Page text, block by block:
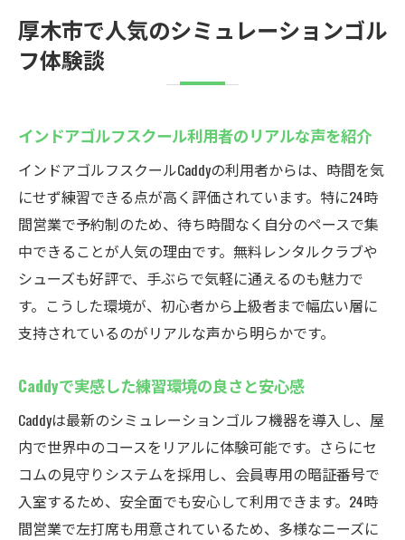
厚木市で人気のシミュレーションゴル
フ体験談
インドアゴルフスクール利用者のリアルな声を紹介
インドアゴルフスクールCaddyの利用者からは、時間を気
にせず練習できる点が高く評価されています。特に24時
間営業で予約制のため、待ち時間なく自分のペースで集
中できることが人気の理由です。無料レンタルクラブや
シューズも好評で、手ぶらで気軽に通えるのも魅力で
す。こうした環境が、初心者から上級者まで幅広い層に
支持されているのがリアルな声から明らかです。
Caddyで実感した練習環境の良さと安心感
Caddyは最新のシミュレーションゴルフ機器を導入し、屋
内で世界中のコースをリアルに体験可能です。さらにセ
コムの見守りシステムを採用し、会員専用の暗証番号で
入室するため、安全面でも安心して利用できます。24時
間営業で左打席も用意されているため、多様なニーズに